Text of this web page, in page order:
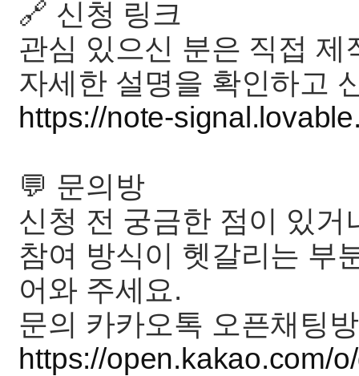
🔗 신청 링크
관심 있으신 분은 직접
자세한 설명을 확인하고
https://note-
💬 문의방
신청 전 궁금한 점이 있거
참여 방식이 헷갈리는 부
어와 주세요.
문의 카카오톡 오픈채팅방
https://open.kakao.com/